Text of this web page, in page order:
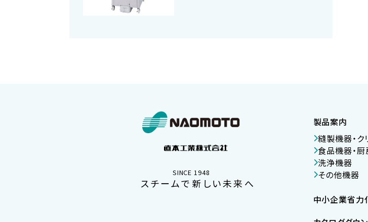
SINCE 1948
スチームで新しい未来へ
製品案内
縫製機器・
食品機器・
洗浄機器
その他機器
中小企業省力